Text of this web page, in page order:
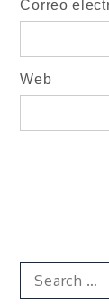
Correo
Web
Search
for: